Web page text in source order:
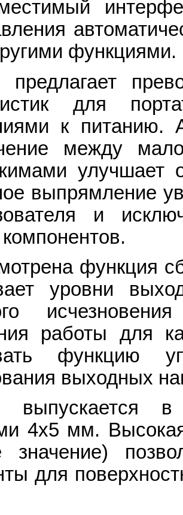
функциями.
предлагает
для
к питанию.
между
улучшает
выпрямление
и
функция
уровни
работы для
функцию
выходных
выпускается
4х5 мм.
значение)
для